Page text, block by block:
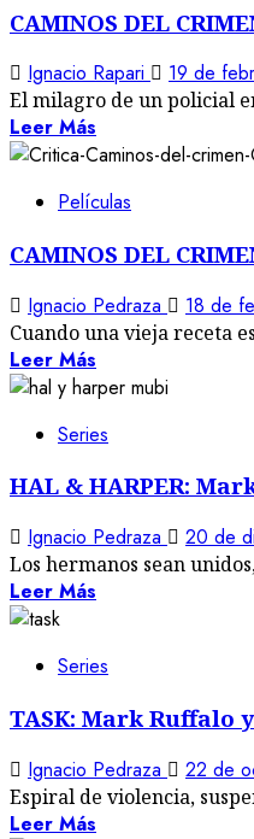
CAMINOS DEL
Ignacio Rapari 19 de
El milagro de un policial
Leer Más
Películas
CAMINOS DEL
Ignacio Pedraza 18 de
Cuando una vieja receta
Leer Más
Series
HAL & HARPER:
Ignacio Pedraza 20 de
Los hermanos sean
Leer Más
Series
TASK: Mark Ruffalo
Ignacio Pedraza 22 de
Espiral de violencia,
Leer Más